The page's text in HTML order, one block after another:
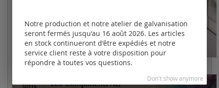
BIJORHCA PARIS 4
Notre production et notre atelier de galvanisation
seront fermés jusqu'au 16 août 2026. Les articles
en stock continueront d'être expédiés et notre
service client reste à votre disposition pour
répondre à toutes vos questions.
Don't show anymore